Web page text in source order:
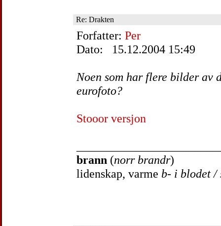
Re: Drakten
Forfatter: Per
Dato: 15.12.2004 15:49
Noen som har flere bilder av
eurofoto?
Stooor versjon
brann (norr brandr)
lidenskap, varme b- i blodet /